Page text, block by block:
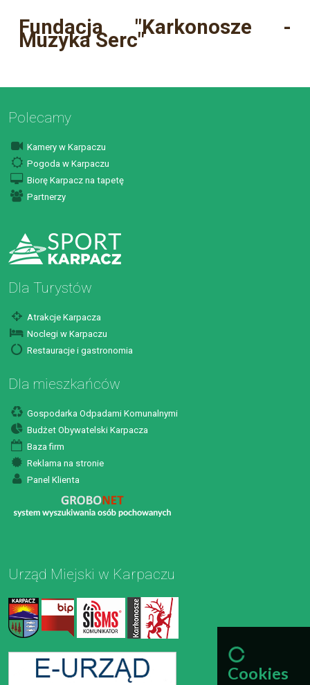
Fundacja "Karkonosze -
Muzyka Serc"
Polecamy
Kamery w Karpaczu
Pogoda w Karpaczu
Biorę Karpacz na tapetę
Partnerzy
Dla Turystów
Atrakcje Karpacza
Noclegi w Karpaczu
Restauracje i gastronomia
Dla mieszkańców
Gospodarka Odpadami Komunalnymi
Budżet Obywatelski Karpacza
Baza firm
Reklama na stronie
Panel Klienta
Urząd Miejski w Karpaczu
Cookies